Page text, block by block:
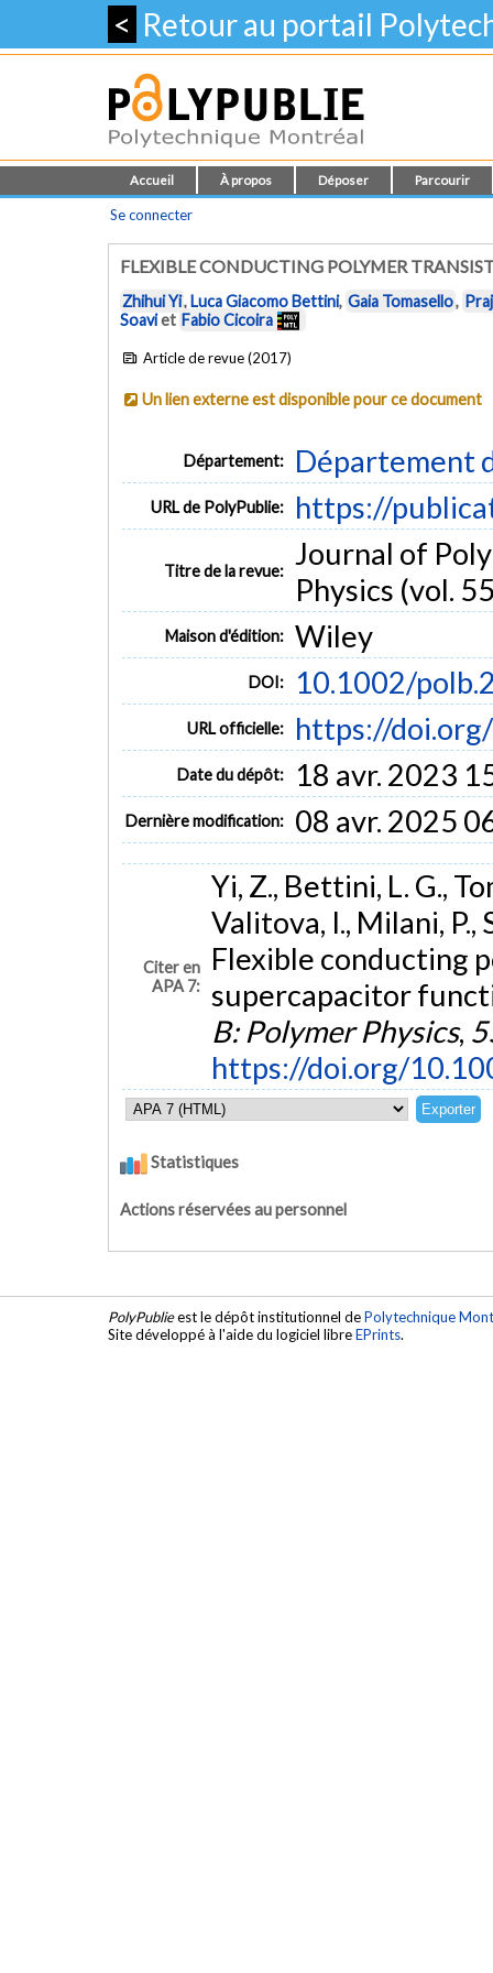
< Retour au portail
Accueil À propos Déposer Parcourir
Se connecter
FLEXIBLE CONDUCTING POLYMER
Zhihui Yi,Luca Giacomo Bettini, Gaia Tomasello,
Soaviet Fabio Cicoira
Article de revue (2017)
Un lien externe est disponible pour ce document
Département: Département
URL de PolyPublie: https://
Titre de la revue: Journal of
Physics (vol.
Maison d'édition: Wiley
DOI: 10.1002/
URL officielle: https://
Date du dépôt: 18 avr. 2023
Dernière modification: 08 avr. 2025
Citer en
APA 7:
Yi, Z., Bettini, L. G.,
Valitova, I., Milani, P.,
Flexible conducting
supercapacitor
B: Polymer Physics,
https://doi.org/
Statistiques
Actions réservées au personnel
PolyPublieest le dépôt institutionnel dePolytechnique
Site développé à l'aide du logiciel libreEPrints.